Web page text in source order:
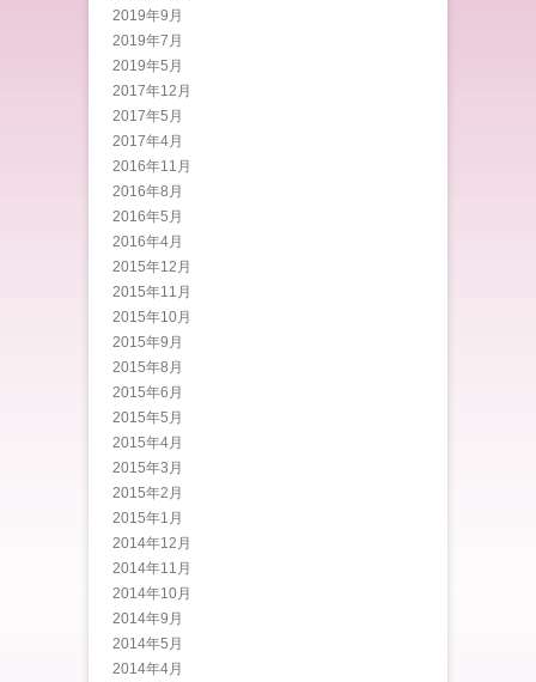
2019年9月
2019年7月
2019年5月
2017年12月
2017年5月
2017年4月
2016年11月
2016年8月
2016年5月
2016年4月
2015年12月
2015年11月
2015年10月
2015年9月
2015年8月
2015年6月
2015年5月
2015年4月
2015年3月
2015年2月
2015年1月
2014年12月
2014年11月
2014年10月
2014年9月
2014年5月
2014年4月